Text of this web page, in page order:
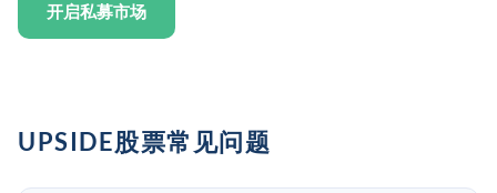
开启私募市场
UPSIDE股票常见问题